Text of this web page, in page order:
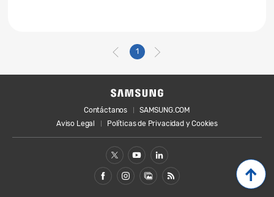
1
Contáctanos
SAMSUNG.COM
Aviso Legal
Políticas de Privacidad y Cookies